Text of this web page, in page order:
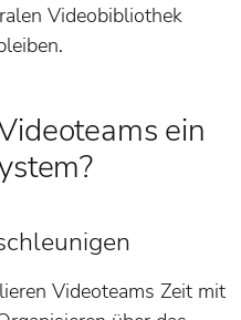
Videobibliothek
ein
Videoteams Zeit mit